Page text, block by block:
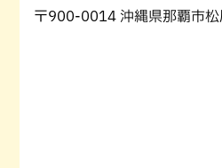
〒900-0014 沖縄県那覇市